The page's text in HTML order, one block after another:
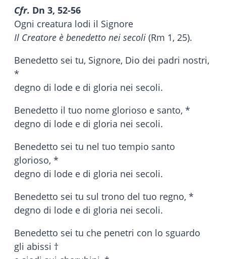
Cfr. Dn 3, 52-56
Ogni creatura lodi il Signore
Il Creatore è benedetto nei secoli (Rm 1, 25).
Benedetto sei tu, Signore, Dio dei padri nostri,
*
degno di lode e di gloria nei secoli.
Benedetto il tuo nome glorioso e santo, *
degno di lode e di gloria nei secoli.
Benedetto sei tu nel tuo tempio santo
glorioso, *
degno di lode e di gloria nei secoli.
Benedetto sei tu sul trono del tuo regno, *
degno di lode e di gloria nei secoli.
Benedetto sei tu che penetri con lo sguardo
gli abissi †